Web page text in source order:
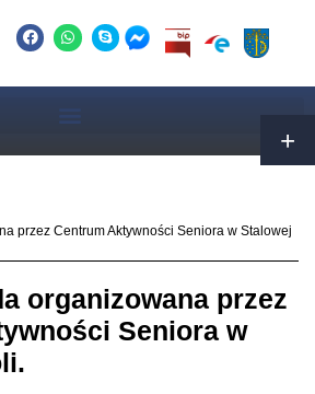
przez Centrum Aktywności Seniora w Stalowej
organizowana przez
Seniora w